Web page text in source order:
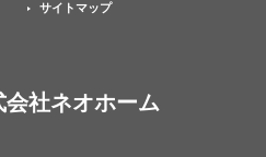
サイトマップ
会社ネオホーム